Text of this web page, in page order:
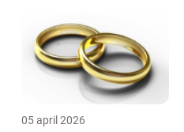
05 april 2026